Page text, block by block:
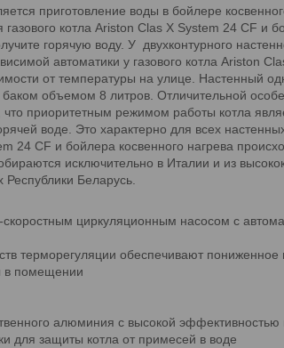
приготовление воды в бойлере
котла Ariston Clas X System 24 СF и
горячую воду. У двухконтурного
автоматики у газового котла Ariston
от температуры на улице.
объемом 8 литров. Отличительной
приоритетным режимом работы котла
воде. Это характерно для всех
24 СF и бойлера косвенного нагрева
исключительно в Италии и из
Беларусь.
циркуляционным насосом с
терморегуляции обеспечивают
в помещении
алюминия с высокой эффективностью
для защиты котла от примесей в воде